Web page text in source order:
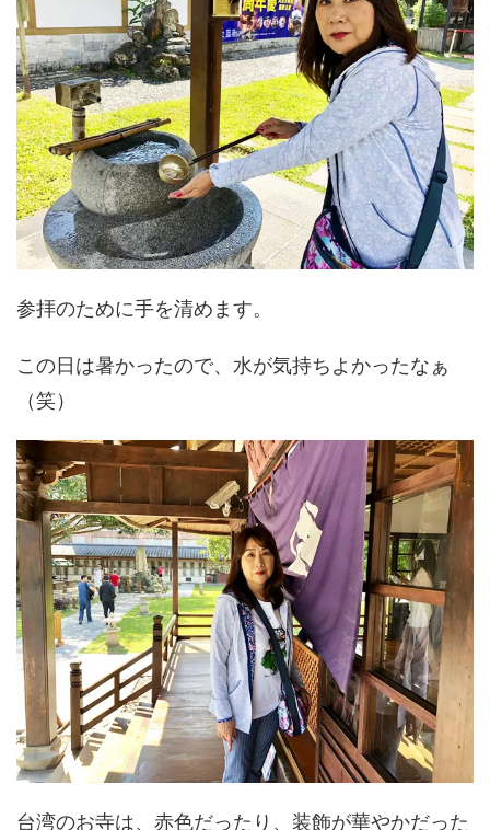
参拝のために手を清めます。
この日は暑かったので、水が気持ちよかったなぁ
（笑）
台湾のお寺は、赤色だったり、装飾が華やかだった